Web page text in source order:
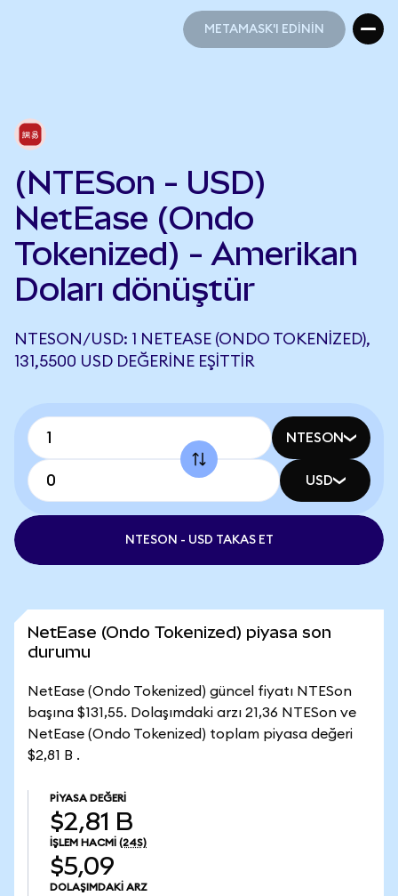
METAMASK'I EDİNİN
(NTESon - USD)
NetEase (Ondo
Tokenized) - Amerikan
Doları dönüştür
NTESON/USD: 1 NETEASE (ONDO TOKENIZED),
131,5500 USD DEĞERINE EŞITTIR
NTESON
USD
NTESON - USD TAKAS ET
NetEase (Ondo Tokenized) piyasa son
durumu
NetEase (Ondo Tokenized) güncel fiyatı NTESon
başına $131,55. Dolaşımdaki arzı 21,36 NTESon ve
NetEase (Ondo Tokenized) toplam piyasa değeri
$2,81 B .
PIYASA DEĞERI
$2,81 B
İŞLEM HACMI (24S)
$5,09
DOLAŞIMDAKI ARZ